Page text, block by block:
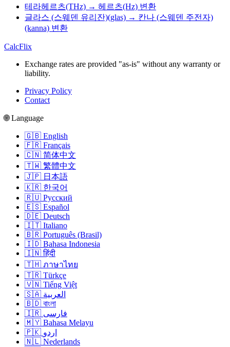
테라헤르츠(THz) → 헤르츠(Hz) 변환
글라스 (스웨덴 유리잔)(glas) → 칸나 (스웨덴 주전자)
(kanna) 변환
CalcFlix
Exchange rates are provided "as-is" without any warranty or
liability.
Privacy Policy
Contact
🌐 Language
🇬🇧 English
🇫🇷 Français
🇨🇳 简体中文
🇹🇼 繁體中文
🇯🇵 日本語
🇰🇷 한국어
🇷🇺 Русский
🇪🇸 Español
🇩🇪 Deutsch
🇮🇹 Italiano
🇧🇷 Português (Brasil)
🇮🇩 Bahasa Indonesia
🇮🇳 हिंदी
🇹🇭 ภาษาไทย
🇹🇷 Türkçe
🇻🇳 Tiếng Việt
🇸🇦 العربية
🇧🇩 বাংলা
🇮🇷 فارسی
🇲🇾 Bahasa Melayu
🇵🇰 اردو
🇳🇱 Nederlands